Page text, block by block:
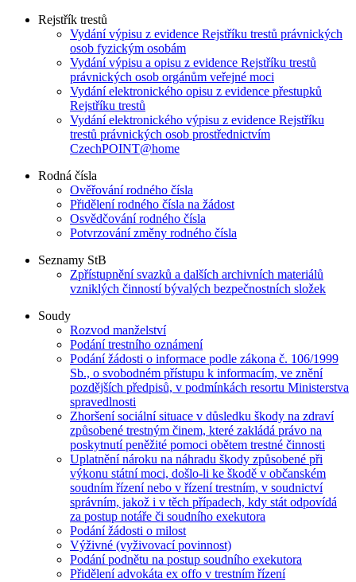
Rejstřík trestů
Vydání výpisu z evidence Rejstříku trestů právnických
osob fyzickým osobám
Vydání výpisu a opisu z evidence Rejstříku trestů
právnických osob orgánům veřejné moci
Vydání elektronického opisu z evidence přestupků
Rejstříku trestů
Vydání elektronického výpisu z evidence Rejstříku
trestů právnických osob prostřednictvím
CzechPOINT@home
Rodná čísla
Ověřování rodného čísla
Přidělení rodného čísla na žádost
Osvědčování rodného čísla
Potvrzování změny rodného čísla
Seznamy StB
Zpřístupnění svazků a dalších archivních materiálů
vzniklých činností bývalých bezpečnostních složek
Soudy
Rozvod manželství
Podání trestního oznámení
Podání žádosti o informace podle zákona č. 106/1999
Sb., o svobodném přístupu k informacím, ve znění
pozdějších předpisů, v podmínkách resortu Ministerstva
spravedlnosti
Zhoršení sociální situace v důsledku škody na zdraví
způsobené trestným činem, které zakládá právo na
poskytnutí peněžité pomoci obětem trestné činnosti
Uplatnění nároku na náhradu škody způsobené při
výkonu státní moci, došlo-li ke škodě v občanském
soudním řízení nebo v řízení trestním, v soudnictví
správním, jakož i v těch případech, kdy stát odpovídá
za postup notáře či soudního exekutora
Podání žádosti o milost
Výživné (vyživovací povinnost)
Podání podnětu na postup soudního exekutora
Přidělení advokáta ex offo v trestním řízení